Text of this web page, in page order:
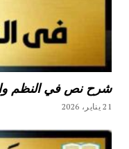
شرح نص في النظم
21 يناير، 2026